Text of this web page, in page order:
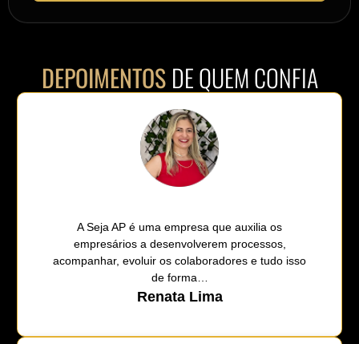
DEPOIMENTOS DE QUEM CONFIA
A Seja AP é uma empresa que auxilia os
empresários a desenvolverem processos,
acompanhar, evoluir os colaboradores e tudo isso
de forma…
Renata Lima